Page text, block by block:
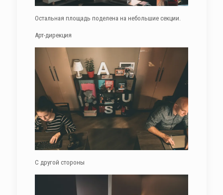
Остальная площадь поделена на небольшие секции.
Арт-дирекция
С другой стороны